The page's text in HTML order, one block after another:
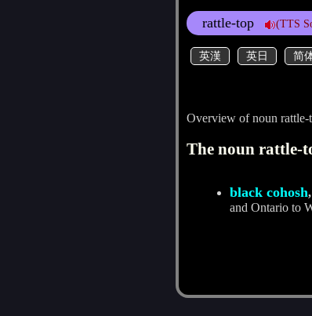
rattle-top (TTS
英漢 英日 简
Overview of noun rattle-
The noun rattle-
black cohosh,
and Ontario to